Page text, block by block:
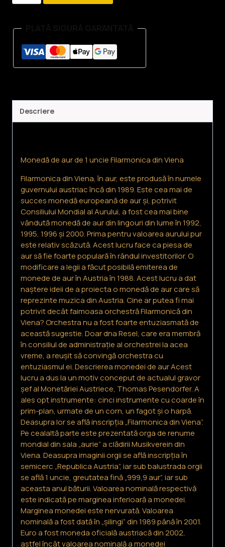
Monedă
a
Filarmonicii
Descriere
Monedă de aur de 1 uncie Filarmonica din Viena
Filarmonica din Viena, în aur, este produsă în numele
guvernului austriac încă din 1989. Este cea mai de
succes monedă europeană de aur și, potrivit
Consiliului Mondial al Aurului, a fost cea mai bine
vândută monedă de aur din lingouri din lume în 1992,
1995, 1996 și 2000. Prima pentru valoarea aurului pur
este relativ scăzută. Acest lucru face ca piesa de
aur să fie foarte populară în rândul investitorilor. O
modificare a legii a făcut posibilă emiterea de
monede de aur în Austria în 1988. Acest lucru a dat
naștere ideii de a proiecta o monedă de aur care să
reprezinte muzica din Austria. Cine ar putea fi mai
potrivit decât faimoasa orchestră Filarmonică din
Viena? Orchestra nu a fost foarte entuziasmată de
această sugestie. Doar dna Resel, care era membră
în consiliul de administrație al orchestrei la acea
vreme, a reușit să convingă orchestra cu
entuziasmul ei. Descrierea monedei de aur Acest
lucru a dus la un motiv conceput de actualul gravor
șef al Monetăriei Austriece, Thomas Pesendorfer. A
ales opt instrumente: cinci instrumente cu coarde în
prim-plan, urmate de un corn, un fagot și o harpă.
Deasupra lor se află inscripția „Filarmonica din Viena”.
Pe cealaltă parte este prezentată orga de renume
mondial din sala „aurie” a clădirii Musikverein din
Viena. Deasupra imaginii orgii se află inscripția în
semicerc „Republica Austria”, iar sub balustrada orgii
se află 1 uncie, greutatea fină „999,9 aur”, iar sub
aceasta anul băturii. Valoarea nominală respectivă
este indicată pe marginea inferioară a monedei.
Marginea monedei este nervurată. Valoarea
nominală a fost dată în „șilingi” din 1989 până în 2001.
Euro a fost moneda oficială austriacă din 2002,
astfel încât valoarea nominală a monedei